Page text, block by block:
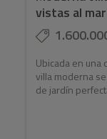
vistas al
Ubicada en una
villa moderna
de jardín